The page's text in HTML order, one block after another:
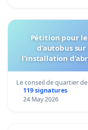
Pétition pour
d’autobus
l’installation
Le conseil de quartier
119 signatures
24 May 2026